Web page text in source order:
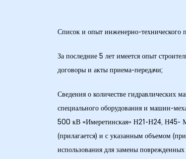
Список и опыт инженерно-технического
За последние 5 лет имеется опыт
договоры и акты приема-передачи;
Сведения о количестве гидравлических
специального оборудования и машин-
500 кВ «Имеретинская» Н21-Н24, Н45-
(прилагается) и с указанным объемом
использования для замены поврежденных